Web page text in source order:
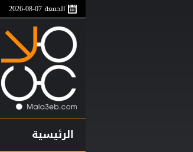
الجمعة 07-08-2026
الرئيسية